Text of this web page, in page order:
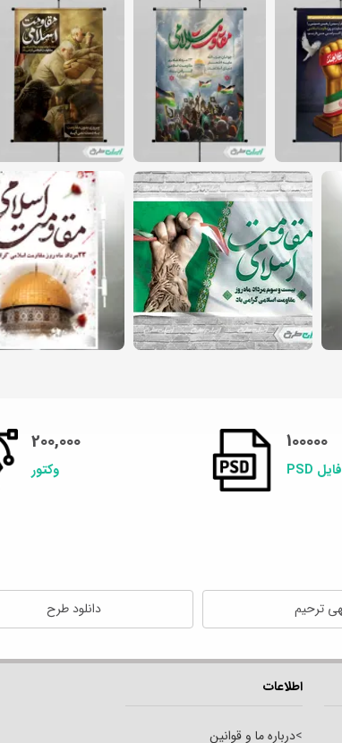
100000
فایل PSD
200,000
وکتور
ترحیم دانلود طرح
اطلاعات
>درباره ما و قوانین